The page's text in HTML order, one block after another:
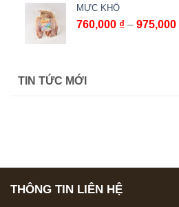
MỰC KHÔ
760,000 ₫ – 975,000
TIN TỨC MỚI
THÔNG TIN LIÊN HỆ